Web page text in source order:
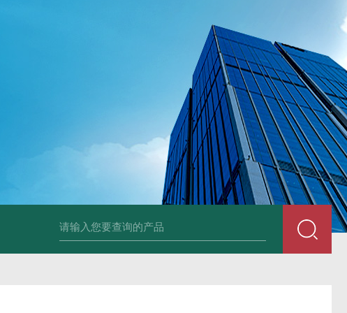
SCS食品厂不锈钢电子地磅 3吨可冲洗电子平台秤 带检重报警输送线75kg